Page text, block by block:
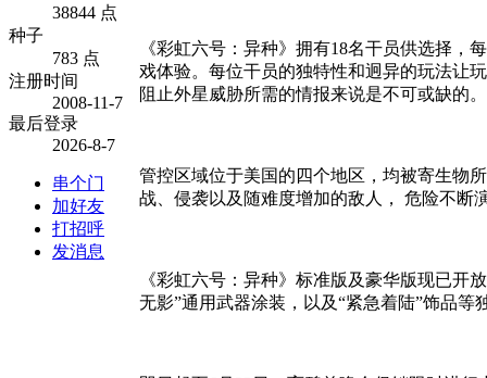
38844 点
种子
783 点
注册时间
2008-11-7
最后登录
2026-8-7
串个门
加好友
打招呼
发消息
《彩虹六号：异种》拥有18名干员供选择
戏体验。每位干员的独特性和迥异的玩法让
阻止外星威胁所需的情报来说是不可或缺的。
管控区域位于美国的四个地区，均被寄生物
战、侵袭以及随难度增加的敌人， 危险不断
《彩虹六号：异种》标准版及豪华版现已开
无影”通用武器涂装，以及“紧急着陆”饰品